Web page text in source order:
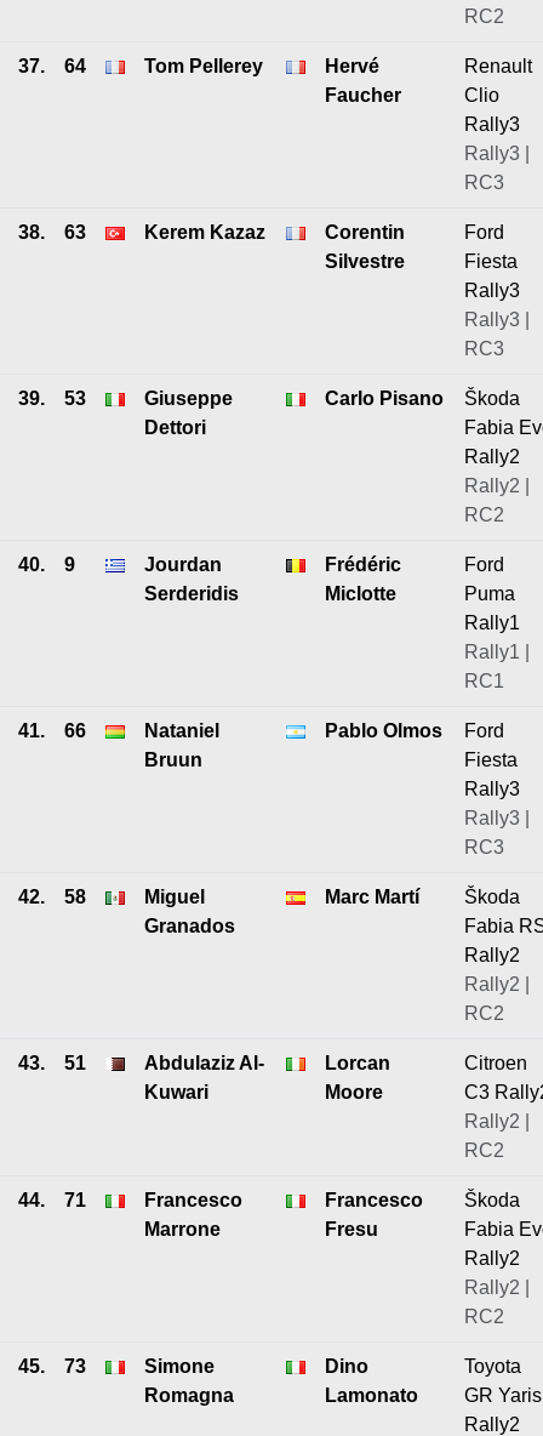
RC2
37. 64 Tom Pellerey
Hervé
Faucher
Renault
Clio
Rally3
Rally3 |
RC3
38. 63 Kerem Kazaz
Corentin
Silvestre
Ford
Fiesta
Rally3
Rally3 |
RC3
39. 53
Giuseppe
Dettori
Carlo Pisano
Škoda
Fabia
Rally2
Rally2 |
RC2
40. 9
Jourdan
Serderidis
Frédéric
Miclotte
Ford
Puma
Rally1
Rally1 |
RC1
41. 66
Nataniel
Bruun
Pablo Olmos
Ford
Fiesta
Rally3
Rally3 |
RC3
42. 58
Miguel
Granados
Marc Martí
Škoda
Fabia
Rally2
Rally2 |
RC2
43. 51
Abdulaziz Al-
Kuwari
Lorcan
Moore
Citroen
C3
Rally2 |
RC2
44. 71
Francesco
Marrone
Francesco
Fresu
Škoda
Fabia
Rally2
Rally2 |
RC2
45. 73
Simone
Romagna
Dino
Lamonato
Toyota
GR Yaris
Rally2